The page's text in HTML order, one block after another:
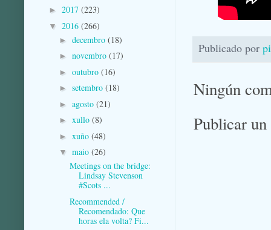
Publicado por
Ningún
Publicar
► 2017 (223)
▼ 2016 (266)
► decembro (18)
► novembro (17)
► outubro (16)
► setembro (18)
► agosto (21)
► xullo (8)
► xuño (48)
▼ maio (26)
Meetings on the bridge:
Lindsay Stevenson
#Scots ...
Recommended /
Recomendado: Que
horas ela volta? Fi...